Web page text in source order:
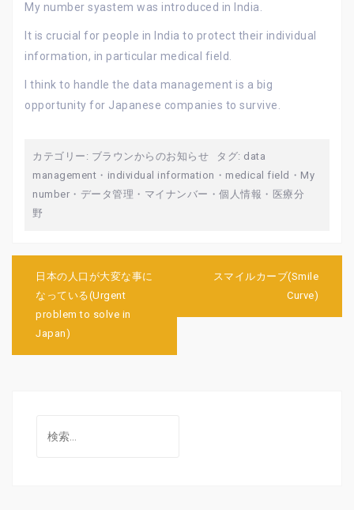
My number syastem was introduced in India.
It is crucial for people in India to protect their individual
information, in particular medical field.
I think to handle the data management is a big
opportunity for Japanese companies to survive.
カテゴリー: ブラウンからのお知らせ タグ: data
management ・ individual information ・ medical field ・ My
number ・ データ管理 ・ マイナンバー ・ 個人情報 ・ 医療分
野
シ
日本の人口が大変な事に
なっている(Urgent
problem to solve in
Japan)
スマイルカーブ(Smile
Curve)
索: